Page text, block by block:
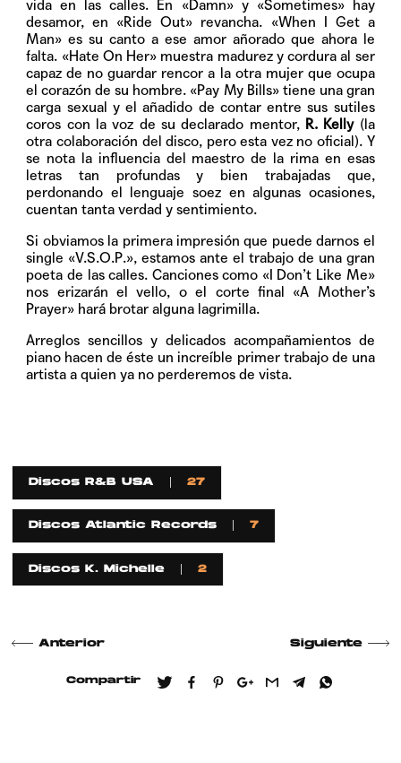
vida en las calles. En «Damn» y «Sometimes» hay
desamor, en «Ride Out» revancha. «When I Get a
Man» es su canto a ese amor añorado que ahora le
falta. «Hate On Her» muestra madurez y cordura al ser
capaz de no guardar rencor a la otra mujer que ocupa
el corazón de su hombre. «Pay My Bills» tiene una gran
carga sexual y el añadido de contar entre sus sutiles
coros con la voz de su declarado mentor, R. Kelly(la
otra colaboración del disco, pero esta vez no oficial). Y
se nota la influencia del maestro de la rima en esas
letras tan profundas y bien trabajadas que,
perdonando el lenguaje soez en algunas ocasiones,
cuentan tanta verdad y sentimiento.
Si obviamos la primera impresión que puede darnos el
single «V.S.O.P.», estamos ante el trabajo de una gran
poeta de las calles. Canciones como «I Don’t Like Me»
nos erizarán el vello, o el corte final «A Mother’s
Prayer» hará brotar alguna lagrimilla.
Arreglos sencillos y delicados acompañamientos de
piano hacen de éste un increíble primer trabajo de una
artista a quien ya no perderemos de vista.
Discos R&B USA 27
Discos Atlantic Records 7
Discos K. Michelle 2
Anterior Siguiente
Compartir